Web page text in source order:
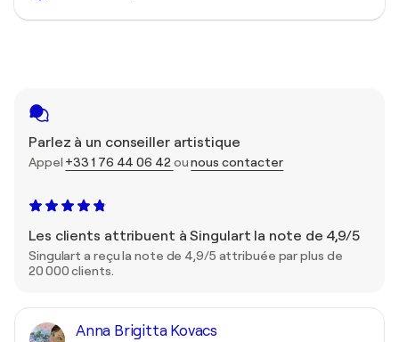
Parlez à un conseiller artistique
Appel +33 1 76 44 06 42 ounous contacter
Les clients attribuent à Singulart la note de 4,9/5
Singulart a reçu la note de 4,9/5 attribuée par plus de
20 000 clients.
Anna Brigitta Kovacs